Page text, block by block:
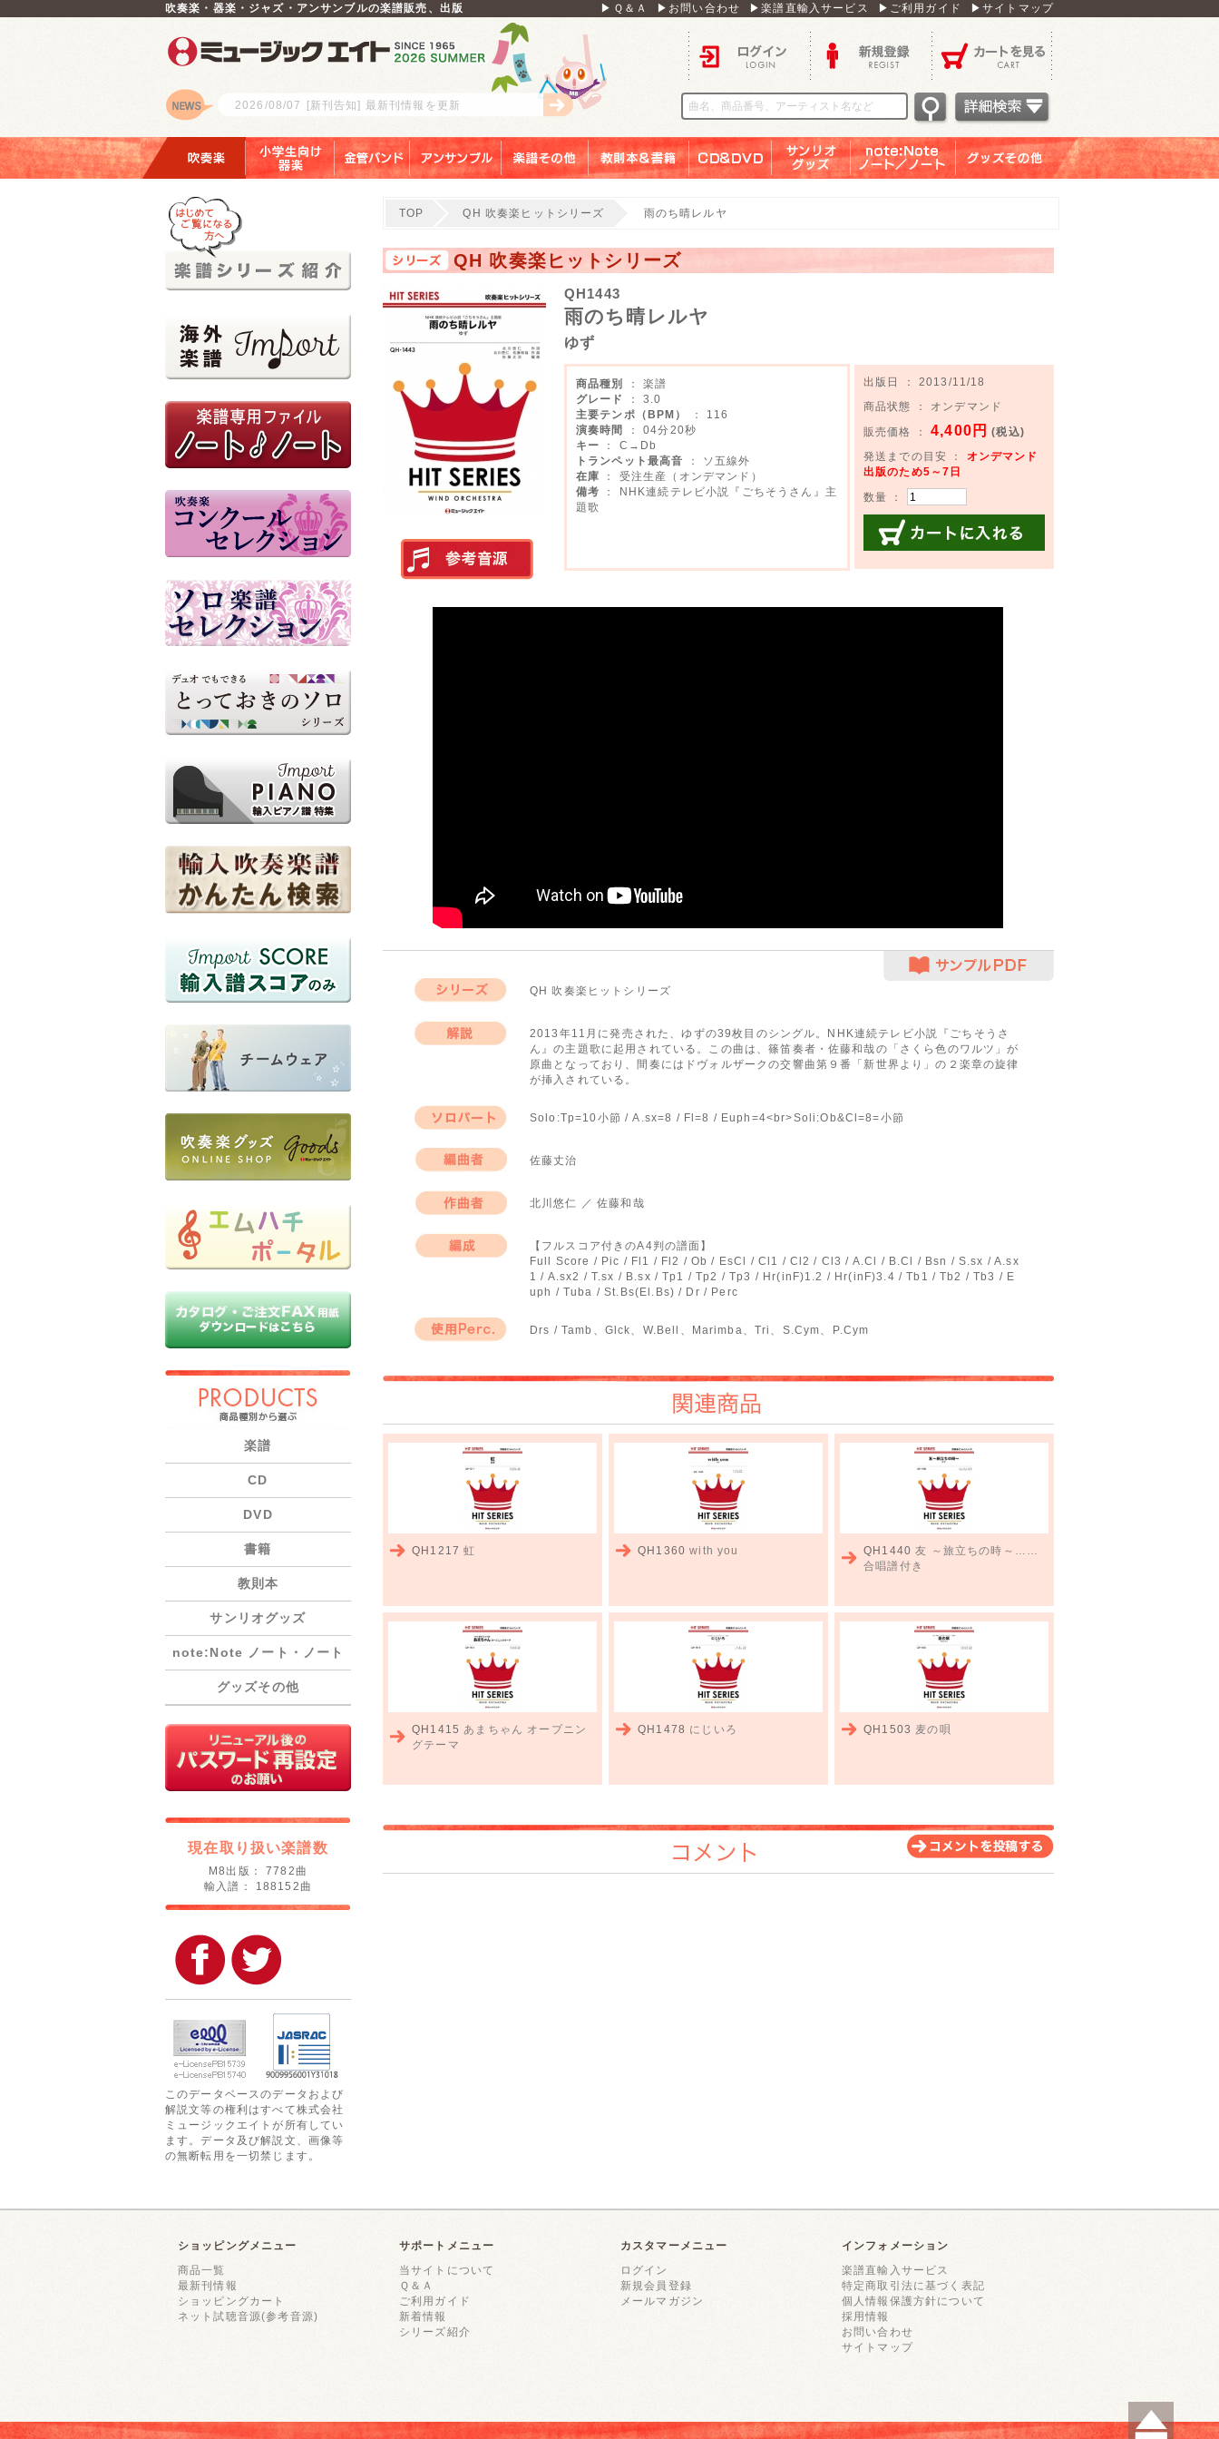
吹奏楽・器楽・ジャズ・アンサンブルの楽譜販売、出版 ▶Ｑ＆Ａ ▶お問い合わせ ▶楽譜直輸入サービス ▶ご利用ガイド ▶サイトマップ
ロゴ
2026/08/07 [新刊告知] 最新刊情報を更新
楽譜
CD
DVD
書籍
教則本
サンリオグッズ
note:Note ノート・ノート
グッズその他
現在取り扱い楽譜数
M8出版： 7782曲
輸入譜： 188152曲
このデータベースのデータおよび
解説文等の権利はすべて株式会社
ミュージックエイトが所有してい
ます。データ及び解説文、画像等
の無断転用を一切禁じます。
TOP QH 吹奏楽ヒットシリーズ 雨のち晴レルヤ
QH 吹奏楽ヒットシリーズ
M8ウィンドオーケストラ
QH1443
雨のち晴レルヤ
ゆず
商品種別
： 楽譜
グレード
： 3.0
主要テンポ（BPM）
： 116
演奏時間
： 04分20秒
キー
： C→Db
トランペット最高音
： ソ五線外
在庫
： 受注生産（オンデマンド）
備考
： NHK連続テレビ小説『ごちそうさん』主
題歌
出版日 ： 2013/11/18
商品状態 ： オンデマンド
販売価格 ：4,400円 (税込)
発送までの目安 ：
オンデマンド
出版のため5～7日
数量 ：
QH 吹奏楽ヒットシリーズ
2013年11月に発売された、ゆずの39枚目のシングル。NHK連続テレビ小説『ごちそうさ
ん』の主題歌に起用されている。この曲は、篠笛奏者・佐藤和哉の「さくら色のワルツ」が
原曲となっており、間奏にはドヴォルザークの交響曲第９番「新世界より」の２楽章の旋律
が挿入されている。
Solo:Tp=10小節 / A.sx=8 / Fl=8 / Euph=4<br>Soli:Ob&Cl=8=小節
佐藤丈治
北川悠仁 ／ 佐藤和哉
【フルスコア付きのA4判の譜面】
Full Score / Pic / Fl1 / Fl2 / Ob / EsCl / Cl1 / Cl2 / Cl3 / A.Cl / B.Cl / Bsn / S.sx / A.sx
1 / A.sx2 / T.sx / B.sx / Tp1 / Tp2 / Tp3 / Hr(inF)1.2 / Hr(inF)3.4 / Tb1 / Tb2 / Tb3 / E
uph / Tuba / St.Bs(El.Bs) / Dr / Perc
Drs / Tamb、Glck、W.Bell、Marimba、Tri、S.Cym、P.Cym
関連商品
QH1217虹 QH1360with you QH1440友 ～旅立ちの時～……
合唱譜付き
QH1415 あまちゃん オープニン
グテーマ
QH1478 にじいろ QH1503 麦の唄
コメント
ショッピングメニュー
商品一覧
最新刊情報
ショッピングカート
ネット試聴音源(参考音源)
サポートメニュー
当サイトについて
Ｑ＆Ａ
ご利用ガイド
新着情報
シリーズ紹介
カスタマーメニュー
ログイン
新規会員登録
メールマガジン
インフォメーション
楽譜直輸入サービス
特定商取引法に基づく表記
個人情報保護方針について
採用情報
お問い合わせ
サイトマップ